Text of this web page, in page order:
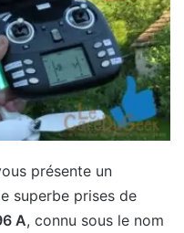
présente un
superbe prises de
A, connu sous le nom